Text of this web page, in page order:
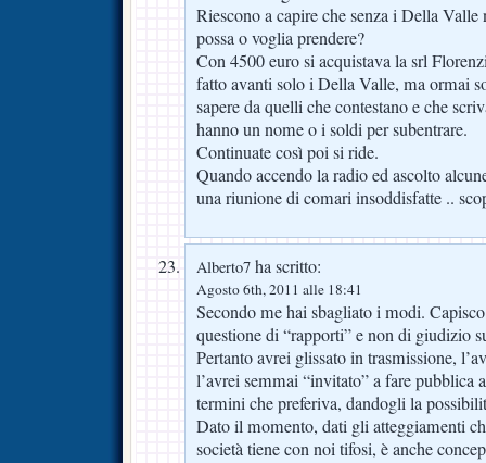
Riescono a capire che senza i Della Valle
possa o voglia prendere?
Con 4500 euro si acquistava la srl
fatto avanti solo i Della Valle, ma ormai
sapere da quelli che contestano e che
hanno un nome o i soldi per subentrare.
Continuate così poi si ride.
Quando accendo la radio ed ascolto
una riunione di comari insoddisfatte ..
Alberto7 ha scritto:
Agosto 6th, 2011 alle 18:41
Secondo me hai sbagliato i modi.
questione di “rapporti” e non di giudizio
Pertanto avrei glissato in trasmissione,
l’avrei semmai “invitato” a fare pubblica
termini che preferiva, dandogli la
Dato il momento, dati gli atteggiamenti
società tiene con noi tifosi, è anche